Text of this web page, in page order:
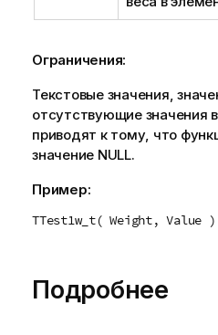
Ограничения:
Текстовые значения,
отсутствующие значения
приводят к тому, что
значение NULL.
Пример:
TTest1w_t( Weight, Value )
Подробнее